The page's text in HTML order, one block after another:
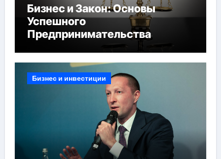
Бизнес и Закон: Основы
Успешного
Предпринимательства
Бизнес и инвестиции